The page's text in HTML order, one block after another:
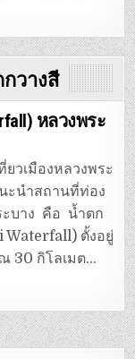
วางสี
หลวงพระ
วเมืองหลวงพระ
ะนำสถานที่ท่อง
ะบาง คือ น้ำตก
Waterfall) ตั้งอยู่
30 กิโลเมต…